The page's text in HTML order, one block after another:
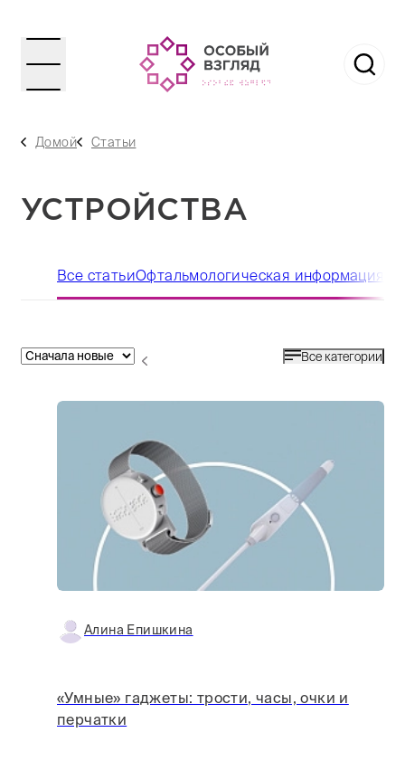
Домой Статьи
УСТРОЙСТВА
Все статьиОфтальмологическая информация
Все категории
Алина Епишкина
«Умные» гаджеты: трости, часы, очки и
перчатки